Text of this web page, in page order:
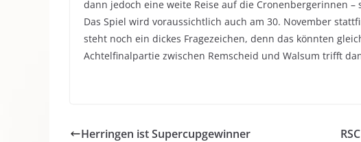
dann jedoch eine weite Reise auf die Cronenbergerinnen –
Das Spiel wird voraussichtlich auch am 30. November
steht noch ein dickes Fragezeichen, denn das könnten
Achtelfinalpartie zwischen Remscheid und Walsum trifft
Herringen ist Supercupgewinner